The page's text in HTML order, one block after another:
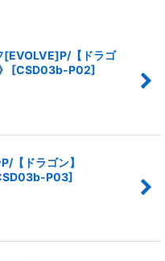
[EVOLVE]P/【ドラゴ
[CSD03b-P02]
【ドラゴン】
P03]